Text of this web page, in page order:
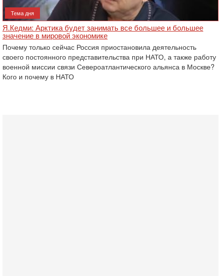
Тема дня
Я.Кедми: Арктика будет занимать все большее и большее
значение в мировой экономике
Почему только сейчас Россия приостановила деятельность
своего постоянного представительства при НАТО, а также работу
военной миссии связи Североатлантического альянса в Москве?
Кого и почему в НАТО